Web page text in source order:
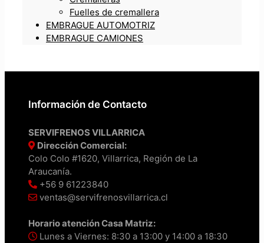
Fuelles de cremallera
EMBRAGUE AUTOMOTRIZ
EMBRAGUE CAMIONES
Información de Contacto
SERVIFRENOS VILLARRICA
Dirección Comercial:
Colo Colo #1620, Villarrica, Región de La
Araucanía.
+56 9 61223840
ventas@servifrenosvillarrica.cl
Horario atención Casa Matriz:
Lunes a Viernes: 8:30 a 13:00 y 14:00 a 18:30